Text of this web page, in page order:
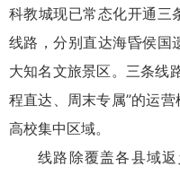
科教城现已常态化开通三
线路，分别直达海昏侯国
大知名文旅景区。三条线
程直达、周末专属”的运
高校集中区域。
线路除覆盖各县域